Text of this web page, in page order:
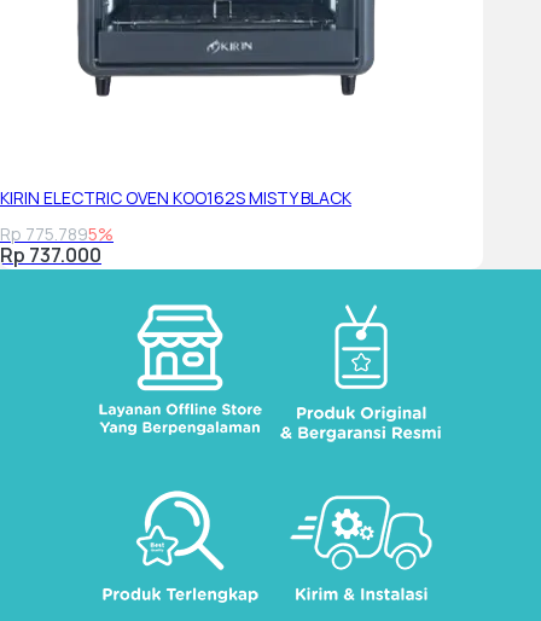
KIRIN ELECTRIC OVEN KOO162S MISTY BLACK
Rp 775.7895%
Rp 737.000